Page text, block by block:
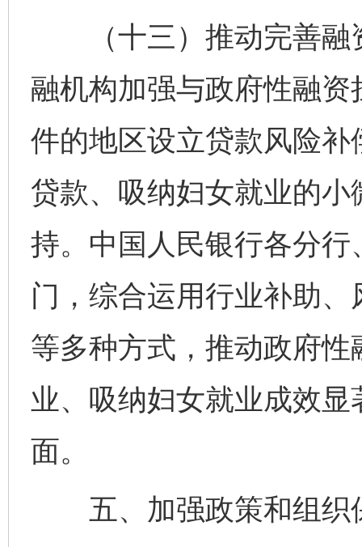
（十三）推动完善融
融机构加强与政府性融
件的地区设立贷款风险
贷款、吸纳妇女就业的
持。中国人民银行各分
门，综合运用行业补助
等多种方式，推动政府
业、吸纳妇女就业成效
面。
五、加强政策和组织